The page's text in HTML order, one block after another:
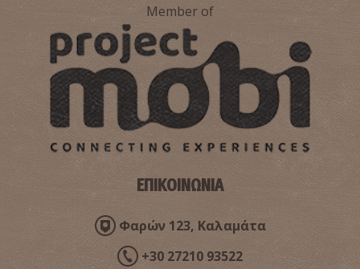
Member of
ΕΠΙΚΟΙΝΩΝΙΑ
Φαρών 123, Καλαμάτα
+30 27210 93522